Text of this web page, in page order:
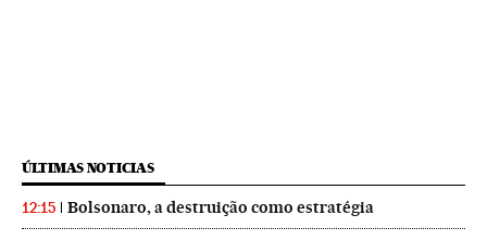
ÚLTIMAS NOTICIAS
12:15 Bolsonaro, a destruição como estratégia